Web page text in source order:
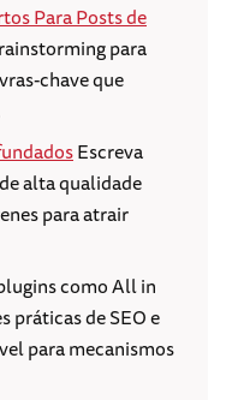
Para Posts de
para
chave que
Escreva
alta qualidade
para atrair
como All in
práticas de SEO e
para mecanismos